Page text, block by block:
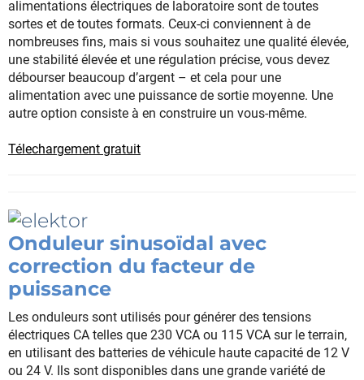
alimentations électriques de laboratoire sont de toutes
sortes et de toutes formats. Ceux-ci conviennent à de
nombreuses fins, mais si vous souhaitez une qualité élevée,
une stabilité élevée et une régulation précise, vous devez
débourser beaucoup d’argent – et cela pour une
alimentation avec une puissance de sortie moyenne. Une
autre option consiste à en construire un vous-même.
Télechargement gratuit
Onduleur sinusoïdal avec
correction du facteur de
puissance
Les onduleurs sont utilisés pour générer des tensions
électriques CA telles que 230 VCA ou 115 VCA sur le terrain,
en utilisant des batteries de véhicule haute capacité de 12 V
ou 24 V. Ils sont disponibles dans une grande variété de